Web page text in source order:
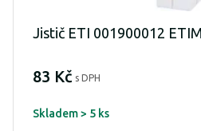
Jistič ETI 001900012
83 Kč s DPH
Skladem > 5 ks